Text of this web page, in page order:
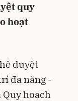
quy
hoạt
duyệt
đa năng -
hoạch